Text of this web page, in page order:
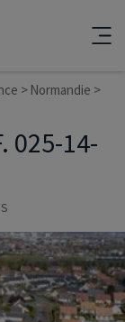
Normandie
025-14-